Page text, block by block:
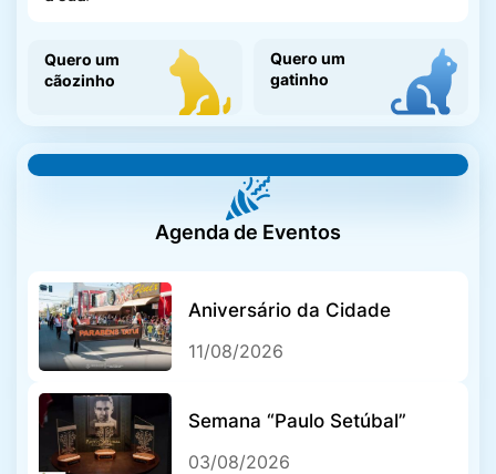
ICMS
Horários dos Médicos
Iluminação Pública
Incentivos a Empresas
Quero um
cãozinho
Quero um
gatinho
Agenda de Eventos
Aniversário da Cidade
11/08/2026
Semana “Paulo Setúbal”
03/08/2026